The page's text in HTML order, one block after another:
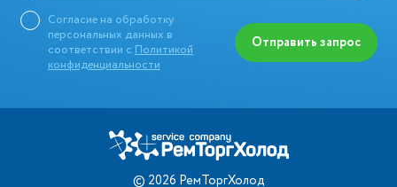
Согласие на обработку
персональных данных в
соответствии с Политикой
конфиденциальности
Отправить запрос
© 2026 РемТоргХолод